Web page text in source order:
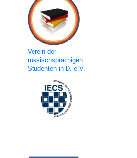
Verein der
russischsprachigen
Studenten in D. e.V.